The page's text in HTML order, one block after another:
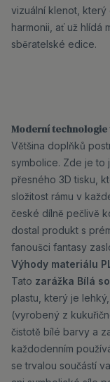
vizuální klenot, který
harmonii, ať už hlídá
sběratelské edice.
Moderní
Většina doplňků
symbolice. Zde je to
přesného 3D tisku,
složitost rámu v
české dílně pečlivě
dostal produkt s
fanoušci fantasy
Výhody materiálu
Tato zarážka Bílá
plastu, který je
(vyrobený z
čistotě bílé barvy a
každodenním
se trvalou součástí